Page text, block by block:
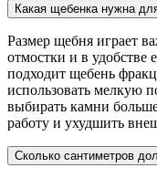
Какая щебенка нужна
Размер щебня играет
отмостки и в удобстве
подходит щебень
использовать мелкую
выбирать камни
работу и ухудшить
Сколько сантиметров